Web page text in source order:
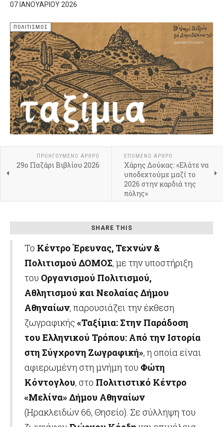
07 ΙΑΝΟΥΑΡΊΟΥ 2026
ΠΟΛΙΤΙΣΜΌΣ
ΠΡΟΗΓΟΎΜΕΝΟ ΆΡΘΡΟ
29ο Παζάρι Βιβλίου 2026
ΕΠΌΜΕΝΟ ΆΡΘΡΟ
Xάρης Δούκας: «Ελάτε να
υποδεχτούμε μαζί το
2026 στην καρδιά της
πόλης»
SHARE THIS
Το Κέντρο Έρευνας, Τεχνών &
Πολιτισμού ΔΟΜΟΣ, με την υποστήριξη
του Οργανισμού Πολιτισμού,
Αθλητισμού και Νεολαίας Δήμου
Αθηναίων, παρουσιάζει την έκθεση
ζωγραφικής «Ταξίμια: Στην Παράδοση
του Ελληνικού Τρόπου: Από την Ιστορία
στη Σύγχρονη Ζωγραφική», η οποία είναι
αφιερωμένη στη μνήμη του Φώτη
Κόντογλου, στο Πολιτιστικό Κέντρο
«Μελίνα» Δήμου Αθηναίων
(Ηρακλειδών 66, Θησείο). Σε σύλληψη του